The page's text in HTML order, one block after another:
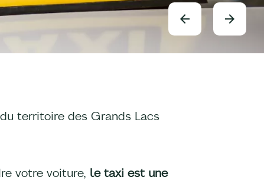
territoire des Grands Lacs
votre voiture, le taxi est une